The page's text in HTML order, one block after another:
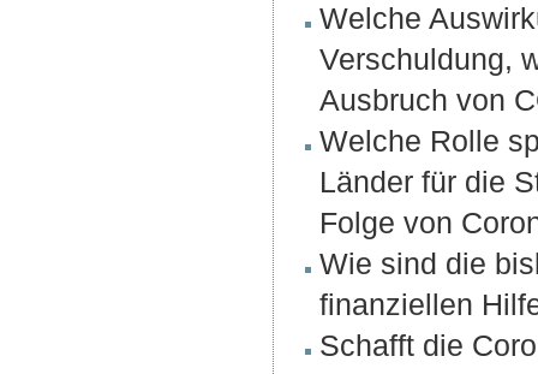
Welche
Verschuldung,
Ausbruch von
Welche Rolle
Länder für die
Folge von
Wie sind die
finanziellen
Schafft die